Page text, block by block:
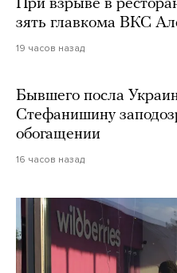
При взрыве в
зять главкома ВКС
19 часов назад
Бывшего посла
Стефанишину
обогащении
16 часов назад